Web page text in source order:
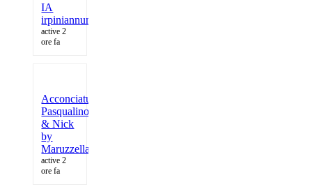
IA
irpiniannunci.it
active 2
ore fa
Acconciature
Pasqualino
& Nick
by
Maruzzella
active 2
ore fa